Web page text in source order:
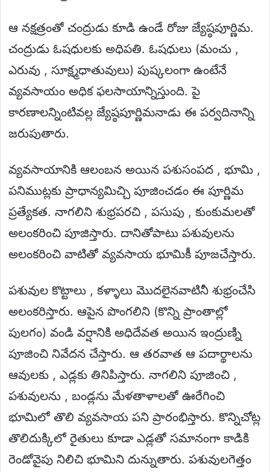
ఆ నక్షత్రంతో చంద్రుడు కూడి ఉండే రోజు జ్యేష్ఠపూర్ణిమ.
చంద్రుడు ఓషధులకు అధిపతి. ఓషధులు (మంచు ,
ఎరువు , సూక్ష్మధాతువులు) పుష్కలంగా ఉంటేనే
వ్యవసాయం అధిక ఫలసాయాన్నిస్తుంది. పై
కారణాలన్నింటివల్ల జ్యేష్ఠపూర్ణిమనాడు ఈ పర్వదినాన్ని
జరుపుతారు.
వ్యవసాయానికి ఆలంబన అయిన పశుసంపద , భూమి ,
పనిముట్లకు ప్రాధాన్యమిచ్చి పూజించడం ఈ పూర్ణిమ
ప్రత్యేకత. నాగలిని శుభ్రపరచి , పసుపు , కుంకుమలతో
అలంకరించి పూజిస్తారు. దానితోపాటు పశువులను
అలంకరించి వాటితో వ్యవసాయ భూమికీ పూజచేస్తారు.
పశువుల కొట్టాలు , కళ్ళాలు మొదలైనవాటినీ శుభ్రంచేసి
అలంకరిస్తారు. ఆపైన పొంగలిని (కొన్ని ప్రాంతాల్లో
పులగం) వండి వర్షానికి అధిదేవత అయిన ఇంద్రుణ్ని
పూజించి నివేదన చేస్తారు. ఆ తరవాత ఆ పదార్థాలను
ఆవులకు , ఎడ్లకు తినిపిస్తారు. నాగలిని పూజించి ,
పశువులను , బండ్లను మేళతాళాలతో ఊరేగించి
భూమిలో తొలి వ్యవసాయ పని ప్రారంభిస్తారు. కొన్నిచోట్ల
తొలిదుక్కిలో రైతులు కూడా ఎడ్లతో సమానంగా కాడికి
రెండోవైపు నిలిచి భూమిని దున్నుతారు. పశువులగెత్తం